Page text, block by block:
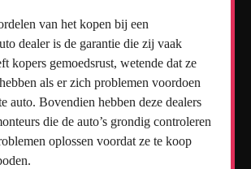
van het kopen bij een
dealer is de garantie die zij vaak
kopers gemoedsrust, wetende dat ze
als er zich problemen voordoen
auto. Bovendien hebben deze dealers
die de auto’s grondig controleren
oplossen voordat ze te koop